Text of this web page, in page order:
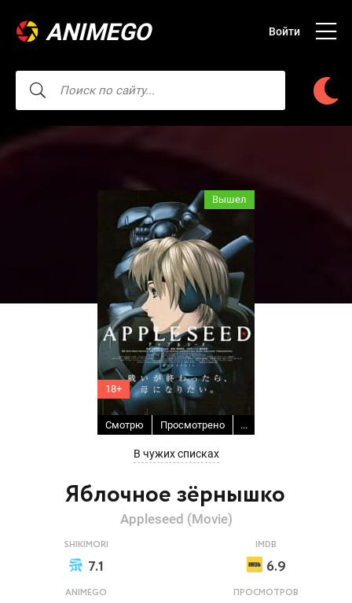
ANIMEGO Войти
Яблочное зёрнышко
Вышел
18+
Смотрю Просмотрено ...
В чужих списках
Appleseed (Movie)
SHIKIMORI
7.1
IMDB
6.9
ANIMEGO ПРОСМОТРОВ